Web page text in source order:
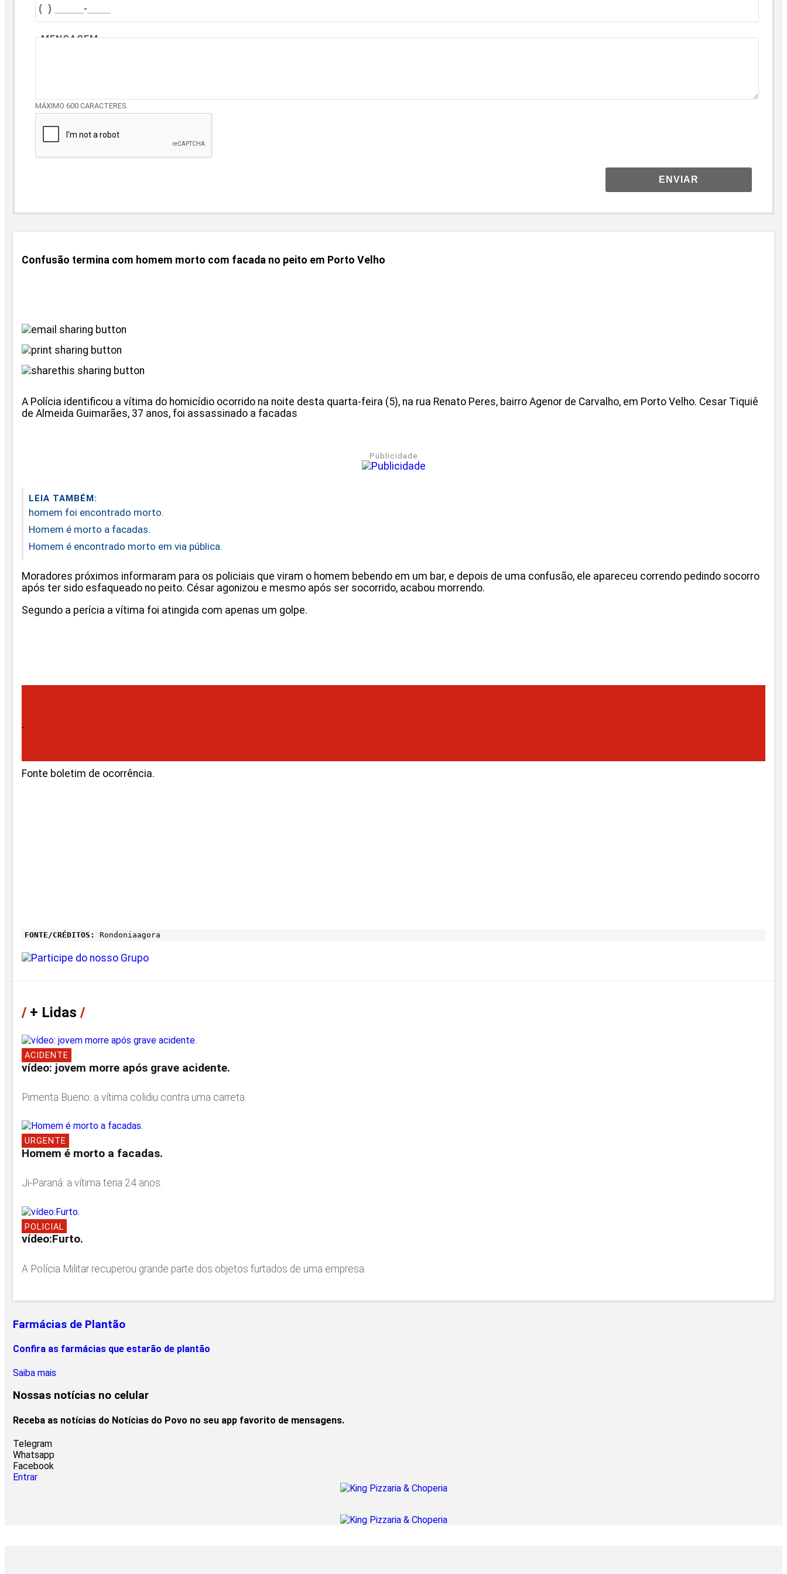
MENSAGEM
MÁXIMO 600 CARACTERES.
ENVIAR
Confusão termina com homem morto com facada no peito em Porto Velho
A Polícia identificou a vítima do homicídio ocorrido na noite desta quarta-feira (5), na rua Renato Peres, bairro Agenor de Carvalho, em Porto Velho. Cesar Tiquiê
de Almeida Guimarães, 37 anos, foi assassinado a facadas
Publicidade
LEIA TAMBÉM:
homem foi encontrado morto.
Homem é morto a facadas.
Homem é encontrado morto em via pública.
Moradores próximos informaram para os policiais que viram o homem bebendo em um bar, e depois de uma confusão, ele apareceu correndo pedindo socorro
após ter sido esfaqueado no peito. César agonizou e mesmo após ser socorrido, acabou morrendo.
Segundo a perícia a vítima foi atingida com apenas um golpe.
Fonte boletim de ocorrência.
FONTE/CRÉDITOS: Rondoniaagora
/+ Lidas /
ACIDENTE
vídeo: jovem morre após grave acidente.
Pimenta Bueno: a vítima colidiu contra uma carreta.
URGENTE
Homem é morto a facadas.
Ji-Paraná: a vítima teria 24 anos.
POLICIAL
vídeo:Furto.
A Polícia Militar recuperou grande parte dos objetos furtados de uma empresa.
Farmácias de Plantão
Confira as farmácias que estarão de plantão
Saiba mais
Nossas notícias no celular
Receba as notícias do Notícias do Povo no seu app favorito de mensagens.
Telegram
Whatsapp
Facebook
Entrar